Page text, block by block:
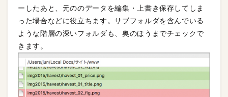
ーしたあと、元ののデータを編集・上書き保存してしま
った場合などに役立ちます。サブフォルダを含んでいる
ような階層の深いフォルダも、奥のほうまでチェックで
きます。